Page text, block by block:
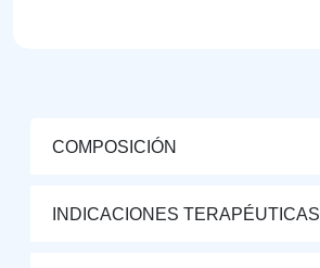
COMPOSICIÓN
INDICACIONES TERAPÉUTICAS